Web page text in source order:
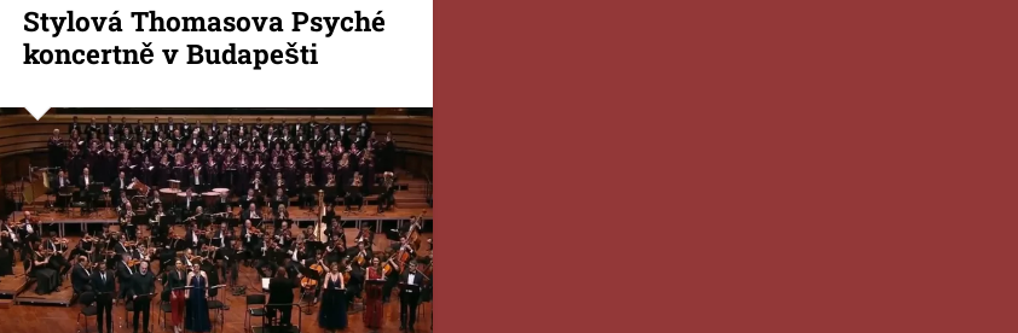
Stylová Thomasova Psyché
koncertně v Budapešti